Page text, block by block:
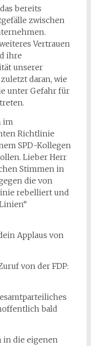
bereits
zwischen
Vertrauen
ihre
unserer
daran, wie
unter Gefahr für
im
Richtlinie
SPD-Kollegen
Lieber Herr
Stimmen in
die von
rebelliert und
Applaus von
von der FDP:
bald
in die eigenen